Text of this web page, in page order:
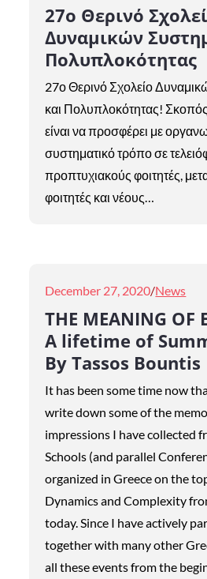
on
27ο Θερινό
Δυναμικών
Πολυπλοκότητας
27ο Θερινό Σχολείο
και Πολυπλοκότητας!
είναι να προσφέρει με
συστηματικό τρόπο σε
προπτυχιακούς φοιτητές,
φοιτητές και νέους…
Posted
on
December 27, 2020 News
THE MEANING OF
A lifetime of
By Tassos Bountis
It has been some time now
write down some of the
impressions I have collected
Schools (and parallel
organized in Greece on the
Dynamics and Complexity
today. Since I have actively
together with many other
all these events from the